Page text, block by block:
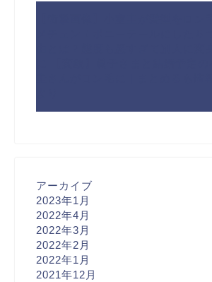
アーカイブ
2023年1月
2022年4月
2022年3月
2022年2月
2022年1月
2021年12月